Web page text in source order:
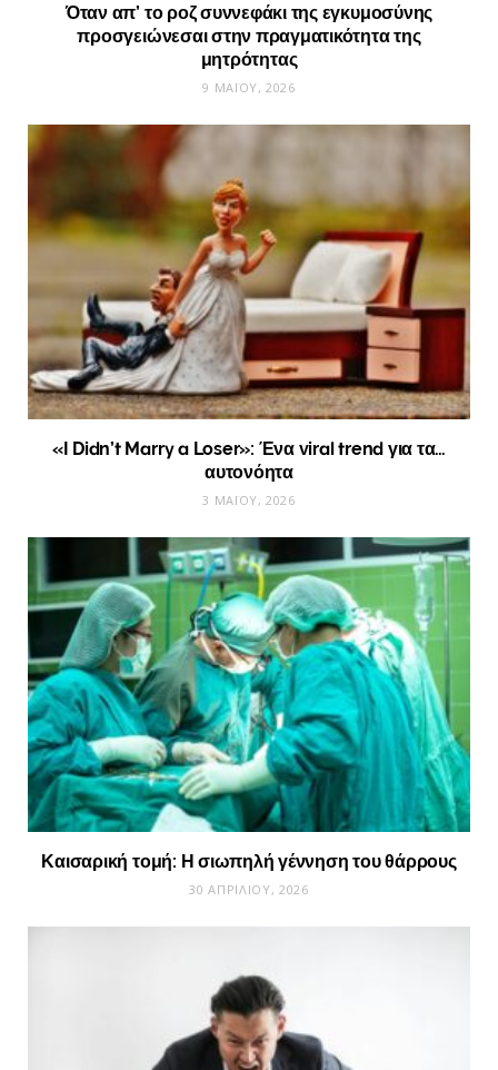
Όταν απ’ το ροζ συννεφάκι της εγκυμοσύνης
προσγειώνεσαι στην πραγματικότητα της
μητρότητας
9 ΜΑΪ́ΟΥ, 2026
«I Didn’t Marry a Loser»: Ένα viral trend για τα…
αυτονόητα
3 ΜΑΪ́ΟΥ, 2026
Καισαρική τομή: Η σιωπηλή γέννηση του θάρρους
30 ΑΠΡΙΛΊΟΥ, 2026